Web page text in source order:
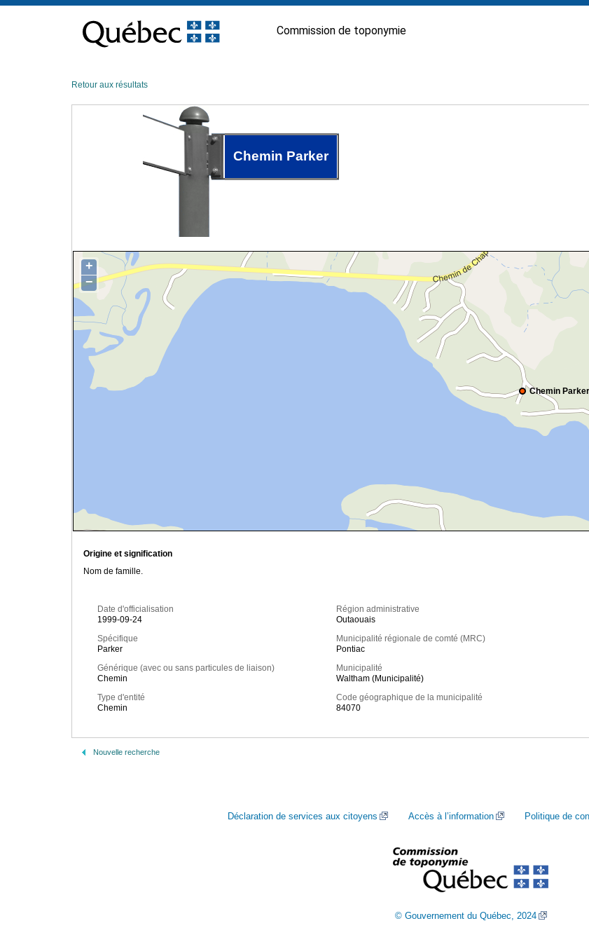
contenu
Commission de toponymie
Retour aux résultats
Chemin Parker
Chemin Parker
+
−
Origine et signification
Nom de famille.
Date d'officialisation
1999-09-24
Spécifique
Parker
Générique (avec ou sans particules de liaison)
Chemin
Type d'entité
Chemin
Région administrative
Outaouais
Municipalité régionale de comté (MRC)
Pontiac
Municipalité
Waltham (Municipalité)
Code géographique de la municipalité
84070
Nouvelle recherche
Déclaration de services aux citoyens Accès à l’information Politique de
© Gouvernement du Québec, 2024